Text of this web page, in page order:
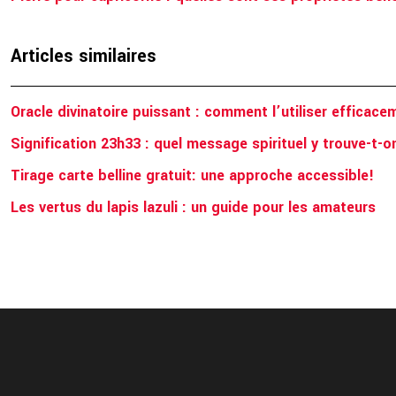
Articles similaires
Oracle divinatoire puissant : comment l’utiliser
Signification 23h33 : quel message spirituel y trouve-t-
Tirage carte belline gratuit: une approche accessible!
Les vertus du lapis lazuli : un guide pour les amateurs